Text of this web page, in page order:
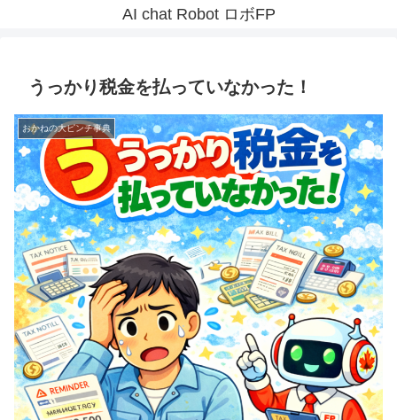
AI chat Robot ロボFP
うっかり税金を払っていなかった！
おかねの大ピンチ事典